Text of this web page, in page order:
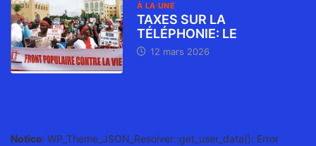
À LA UNE
TAXES SUR LA
TÉLÉPHONIE: LE
12 mars 2026
Notice: WP_Theme_JSON_Resolver::get_user_data(): Error